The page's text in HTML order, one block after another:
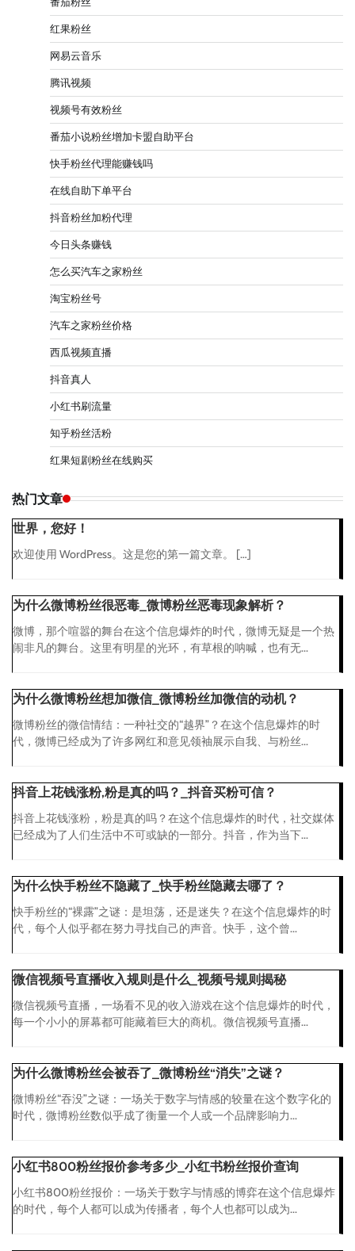
红果粉丝
网易云音乐
腾讯视频
视频号有效粉丝
番茄小说粉丝增加卡盟自助平台
快手粉丝代理能赚钱吗
在线自助下单平台
抖音粉丝加粉代理
今日头条赚钱
怎么买汽车之家粉丝
淘宝粉丝号
汽车之家粉丝价格
西瓜视频直播
抖音真人
小红书刷流量
知乎粉丝活粉
红果短剧粉丝在线购买
热门文章
世界，您好！
欢迎使用 WordPress。这是您的第一篇文章。 […]
为什么微博粉丝很恶毒_微博粉丝恶毒现象解析？
微博，那个喧嚣的舞台在这个信息爆炸的时代，微博无疑是一个热
闹非凡的舞台。这里有明星的光环，有草根的呐喊，也有无...
为什么微博粉丝想加微信_微博粉丝加微信的动机？
微博粉丝的微信情结：一种社交的“越界”？在这个信息爆炸的时
代，微博已经成为了许多网红和意见领袖展示自我、与粉丝...
抖音上花钱涨粉,粉是真的吗？_抖音买粉可信？
抖音上花钱涨粉，粉是真的吗？在这个信息爆炸的时代，社交媒体
已经成为了人们生活中不可或缺的一部分。抖音，作为当下...
为什么快手粉丝不隐藏了_快手粉丝隐藏去哪了？
快手粉丝的“裸露”之谜：是坦荡，还是迷失？在这个信息爆炸的时
代，每个人似乎都在努力寻找自己的声音。快手，这个曾...
微信视频号直播收入规则是什么_视频号规则揭秘
微信视频号直播，一场看不见的收入游戏在这个信息爆炸的时代，
每一个小小的屏幕都可能藏着巨大的商机。微信视频号直播...
为什么微博粉丝会被吞了_微博粉丝“消失”之谜？
微博粉丝“吞没”之谜：一场关于数字与情感的较量在这个数字化的
时代，微博粉丝数似乎成了衡量一个人或一个品牌影响力...
小红书800粉丝报价参考多少_小红书粉丝报价查询
小红书800粉丝报价：一场关于数字与情感的博弈在这个信息爆炸
的时代，每个人都可以成为传播者，每个人也都可以成为...